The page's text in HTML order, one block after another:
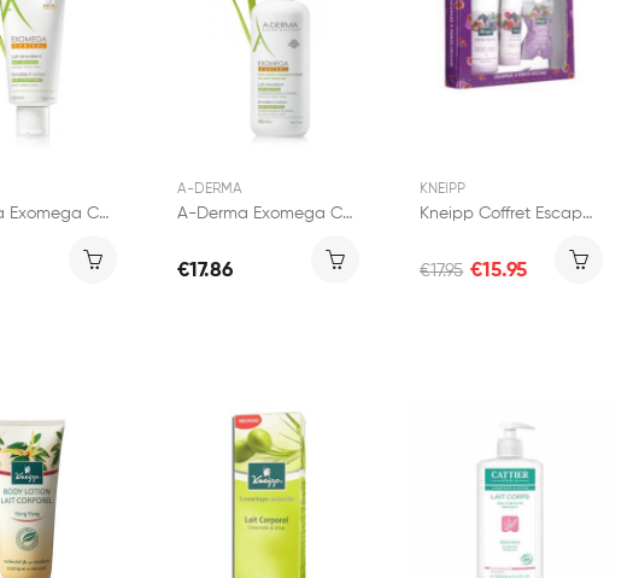
A-Derma Exomega Control Lait Émollient 200ml
A-DERMA
A-Derma Exomega Control Lait Émollient 400ml
€17.86
KNEIPP
Kneipp Coffret Escapade à Porto-Vecchio
€17.95 €15.95